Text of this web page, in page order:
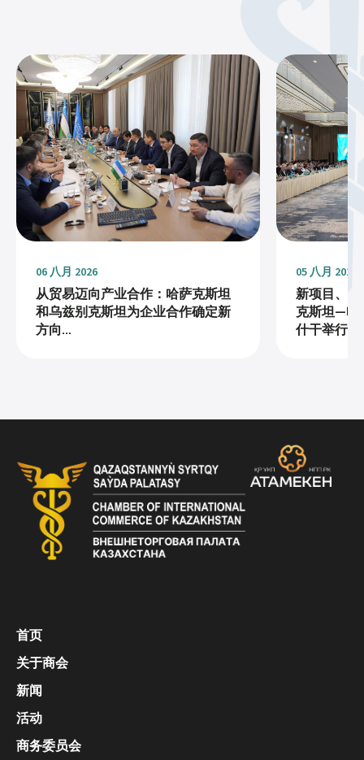
06 八月 2026
从贸易迈向产业合作：哈萨克斯坦
和乌兹别克斯坦为企业合作确定新
方向...
05 八月 2026
新项目、
克斯坦—哈
什干举行...
首页
关于商会
新闻
活动
商务委员会